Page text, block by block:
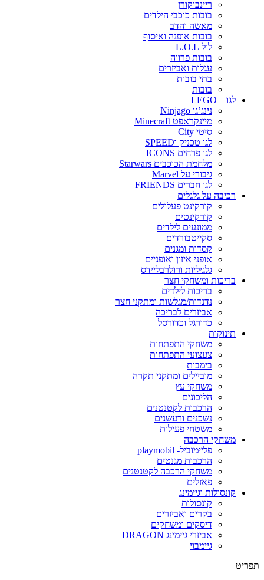
ריינבוקורן
בובות כוכבי הילדים
מאשה והדב
בובות אופנה ואיסוף
לול L.O.L
בובות פרווה
עגלות ואביזרים
בתי בובות
בובות
לגו – LEGO
נינג’גו Ninjago
מיינקראפט Minecraft
סיטי City
לגו טכניק וSPEED
לגו פרחים ICONS
מלחמת הכוכבים Starwars
גיבורי על Marvel
לגו חברים FRIENDS
רכיבה על גלגלים
קורקינט פעלולים
קורקינטים
ממונעים לילדים
סקייטבורדים
קסדות ומגנים
אופני איזון ואופניים
גלגיליות ורולרבליידס
בריכות ומשחקי חצר
בריכות לילדים
נדנדות/מגלשות ומתקני חצר
אביזרים לבריכה
כדורגל וכדורסל
תינוקות
משחקי התפתחות
צעצועי התפתחות
בימבות
מוביילים ומתקני תקרה
משחקי עץ
הליכונים
הרכבות לקטנטנים
נשכנים ורעשנים
משטחי פעילות
משחקי הרכבה
פליימוביל- playmobil
הרכבות מגנטים
משחקי הרכבה לקטנטנים
פאזלים
קונסולות וגיימינג
קונסולות
בקרים ואביזרים
דיסקים ומשחקים
אביזרי גיימינג DRAGON
גיימבוי